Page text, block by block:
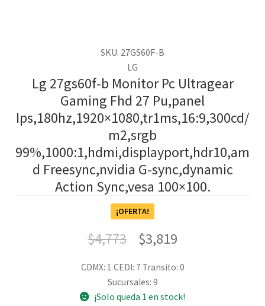
SKU: 27GS60F-B
LG
Lg 27gs60f-b Monitor Pc Ultragear
Gaming Fhd 27 Pu,panel
Ips,180hz,1920×1080,tr1ms,16:9,300cd/
m2,srgb
99%,1000:1,hdmi,displayport,hdr10,am
d Freesync,nvidia G-sync,dynamic
Action Sync,vesa 100×100.
¡OFERTA!
$4,773 $3,819
CDMX: 1 CEDI: 7 Transito: 0
Sucursales: 9
¡Solo queda 1 en stock!